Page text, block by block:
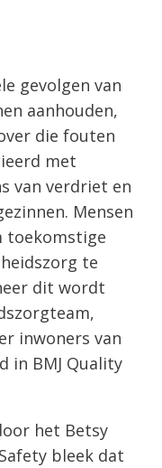
gevolgen van
aanhouden,
die fouten
met
van verdriet en
Mensen
toekomstige
te
dit wordt
inwoners van
in BMJ Quality
het Betsy
bleek dat